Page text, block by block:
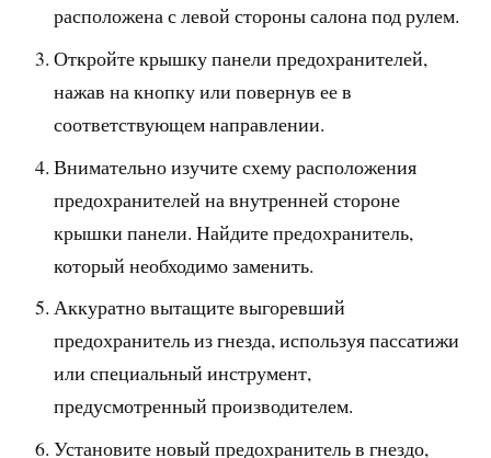
расположена с левой стороны салона под рулем.
Откройте крышку панели предохранителей,
нажав на кнопку или повернув ее в
соответствующем направлении.
Внимательно изучите схему расположения
предохранителей на внутренней стороне
крышки панели. Найдите предохранитель,
который необходимо заменить.
Аккуратно вытащите выгоревший
предохранитель из гнезда, используя пассатижи
или специальный инструмент,
предусмотренный производителем.
Установите новый предохранитель в гнездо,